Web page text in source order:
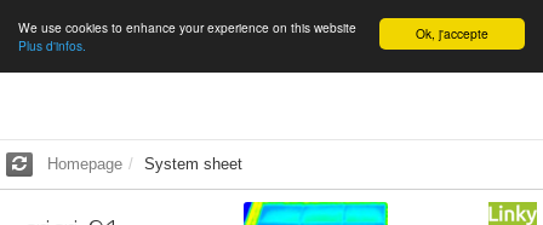
English Ok, j'accepte
We use cookies to enhance your experience on this website
Plus d'infos.
Homepage System sheet